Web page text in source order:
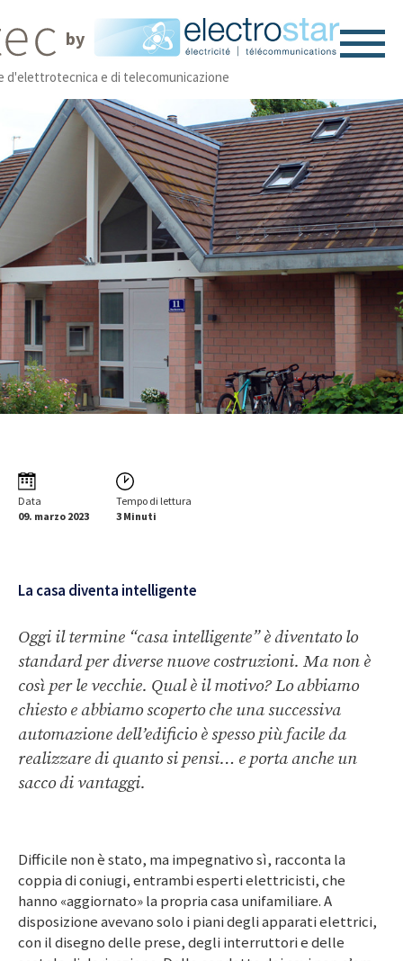
by
d'elettrotecnica e di telecomunicazione
Data
09. marzo 2023
Tempo di lettura
3 Minuti
La casa diventa intelligente
Oggi il termine “casa intelligente” è diventato lo
standard per diverse nuove costruzioni. Ma non è
così per le vecchie. Qual è il motivo? Lo abbiamo
chiesto e abbiamo scoperto che una successiva
automazione dell’edificio è spesso più facile da
realizzare di quanto si pensi… e porta anche un
sacco di vantaggi.
Difficile non è stato, ma impegnativo sì, racconta la
coppia di coniugi, entrambi esperti elettricisti, che
hanno «aggiornato» la propria casa unifamiliare. A
disposizione avevano solo i piani degli apparati elettrici,
con il disegno delle prese, degli interruttori e delle